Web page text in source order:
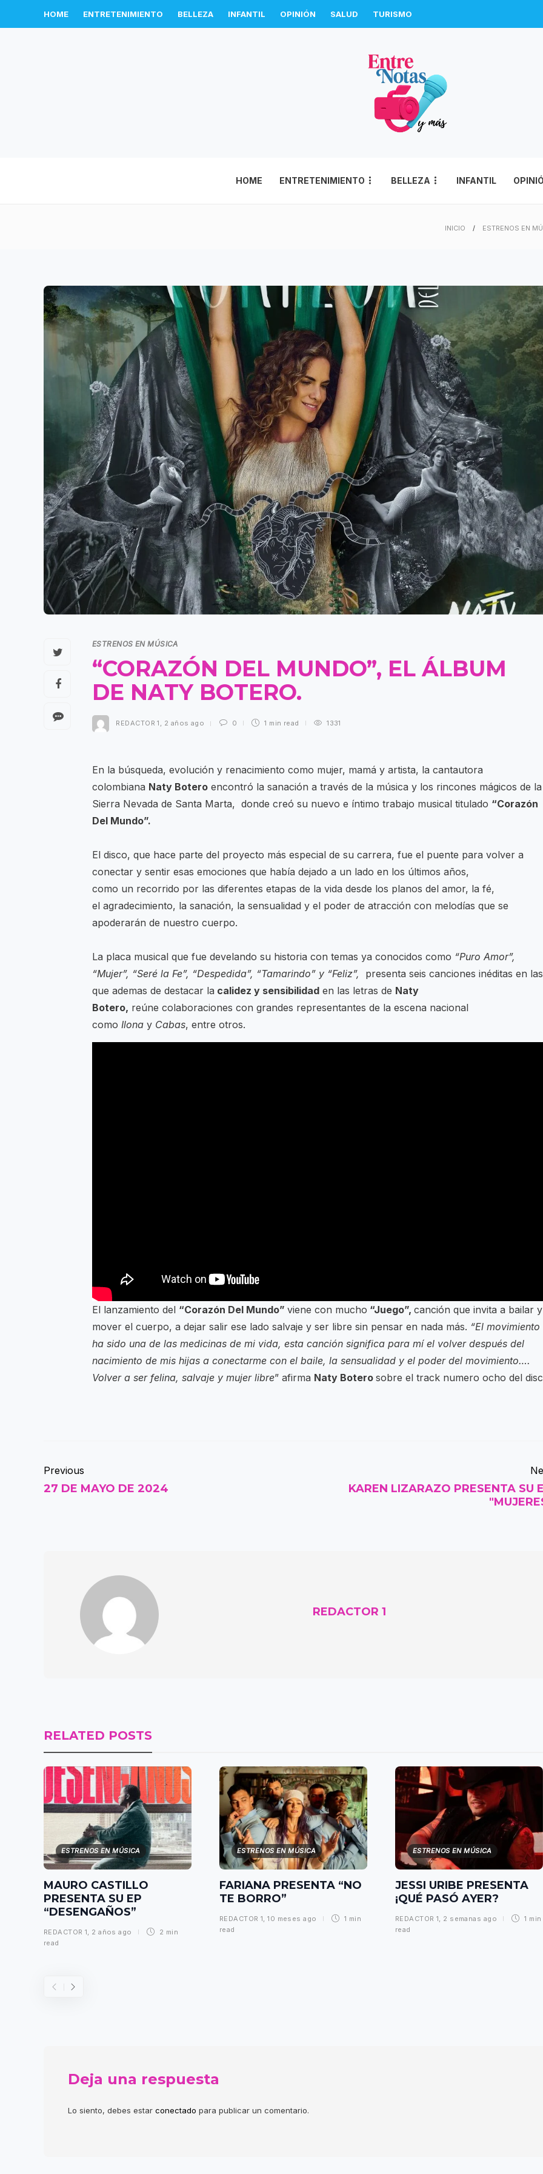
HOME ENTRETENIMIENTO BELLEZA INFANTIL OPINIÓN SALUD TURISMO
HOME ENTRETENIMIENTO BELLEZA INFANTIL
INICIO ESTRENOS EN
ESTRENOS EN MÚSICA
“CORAZÓN DEL MUNDO”, EL ÁLBUM
DE NATY BOTERO.
REDACTOR 1 2 años ago 0 1 min read 1331
En la búsqueda, evolución y renacimiento como mujer, mamá y artista, la cantautora
colombiana Naty Botero encontró la sanación a través de la música y los rincones mágicos de la
Sierra Nevada de Santa Marta, donde creó su nuevo e íntimo trabajo musical titulado “Corazón
Del Mundo”.
El disco, que hace parte del proyecto más especial de su carrera, fue el puente para volver a
conectar y sentir esas emociones que había dejado a un lado en los últimos años,
como un recorrido por las diferentes etapas de la vida desde los planos del amor, la fé,
el agradecimiento, la sanación, la sensualidad y el poder de atracción con melodías que se
apoderarán de nuestro cuerpo.
La placa musical que fue develando su historia con temas ya conocidos como “Puro Amor”,
“Mujer”, “Seré la Fe”, “Despedida”, “Tamarindo” y “Feliz”,
presenta seis canciones inéditas en las
que ademas de destacar la calidez y sensibilidad en las letras de Naty
Botero, reúne colaboraciones con grandes representantes de la escena nacional
como Ilona y Cabas, entre otros.
El lanzamiento del “Corazón Del Mundo” viene con mucho “Juego”, canción que invita a bailar y
mover el cuerpo, a dejar salir ese lado salvaje y ser libre sin pensar en nada más. “El movimiento
ha sido una de las medicinas de mi vida, esta canción significa para mí el volver después del
nacimiento de mis hijas a conectarme con el baile, la sensualidad y el poder del movimiento….
Volver a ser felina, salvaje y mujer libre” afirma Naty Botero sobre el track numero ocho del
Previous
27 DE MAYO DE 2024
KAREN LIZARAZO PRESENTA SU
REDACTOR 1
RELATED POSTS
ESTRENOS EN MÚSICA
MAURO CASTILLO
PRESENTA SU EP
“DESENGAÑOS”
REDACTOR 1, 2 años ago
2 min
read
ESTRENOS EN MÚSICA
FARIANA PRESENTA “NO
TE BORRO”
REDACTOR 1,10 meses ago
1 min
read
ESTRENOS EN MÚSICA
JESSI URIBE PRESENTA
¡QUÉ PASÓ AYER?
REDACTOR 1, 2 semanas ago
1 min
read
Deja una respuesta
Lo siento, debes estar conectado para publicar un comentario.